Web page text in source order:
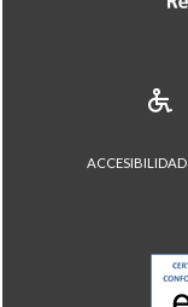
ACCESIBILIDAD